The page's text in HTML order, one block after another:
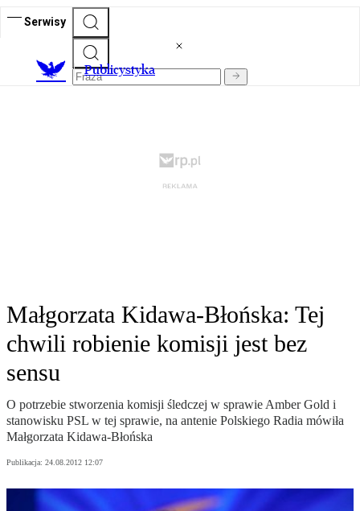
Serwisy
Publicystyka
Małgorzata Kidawa-Błońska: Tej
chwili robienie komisji jest bez
sensu
O potrzebie stworzenia komisji śledczej w sprawie Amber Gold i
stanowisku PSL w tej sprawie, na antenie Polskiego Radia mówiła
Małgorzata Kidawa-Błońska
Publikacja: 24.08.2012 12:07